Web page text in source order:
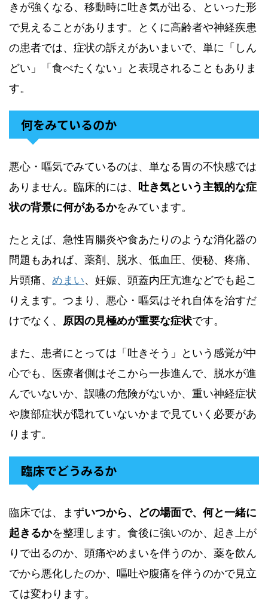
きが強くなる、移動時に吐き気が出る、といった形
で見えることがあります。とくに高齢者や神経疾患
の患者では、症状の訴えがあいまいで、単に「しん
どい」「食べたくない」と表現されることもありま
す。
何をみているのか
悪心・嘔気でみているのは、単なる胃の不快感では
ありません。臨床的には、
吐き気という主観的な症
状の背景に何があるかをみています。
たとえば、急性胃腸炎や食あたりのような消化器の
問題もあれば、薬剤、脱水、低血圧、便秘、疼痛、
片頭痛、 めまい、妊娠、頭蓋内圧亢進などでも起こ
りえます。つまり、悪心・嘔気はそれ自体を治すだ
けでなく、 原因の見極めが重要な症状です。
また、患者にとっては「吐きそう」という感覚が中
心でも、医療者側はそこから一歩進んで、脱水が進
んでいないか、誤嚥の危険がないか、重い神経症状
や腹部症状が隠れていないかまで見ていく必要があ
ります。
臨床でどうみるか
臨床では、まずいつから、どの場面で、何と一緒に
起きるかを整理します。食後に強いのか、起き上が
りで出るのか、頭痛やめまいを伴うのか、薬を飲ん
でから悪化したのか、嘔吐や腹痛を伴うのかで見立
ては変わります。